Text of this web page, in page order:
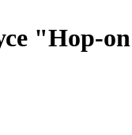
"Hop-